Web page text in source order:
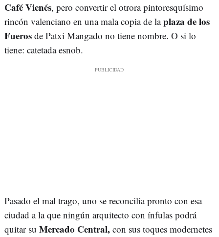
Café Vienés, pero convertir el otrora pintoresquísimo
rincón valenciano en una mala copia de laplaza de los
Fueros de Patxi Mangado no tiene nombre. O si lo
tiene: catetada esnob.
Pasado el mal trago, uno se reconcilia pronto con esa
ciudad a la que ningún arquitecto con ínfulas podrá
quitar su Mercado Central, con sus toques modernetes